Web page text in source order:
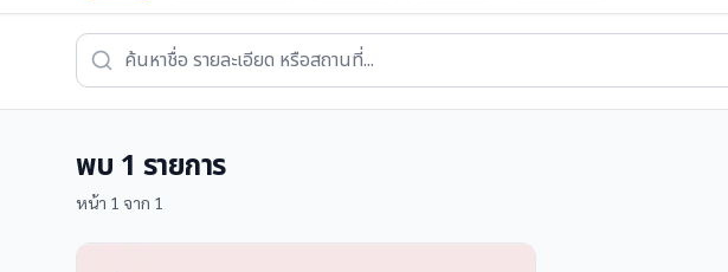
พบ 1 รายการ
หน้า 1 จาก 1